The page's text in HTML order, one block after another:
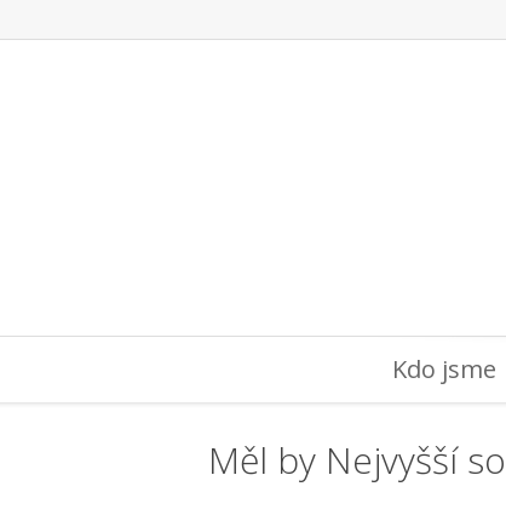
Kdo jsme
Měl by Nejvyšší